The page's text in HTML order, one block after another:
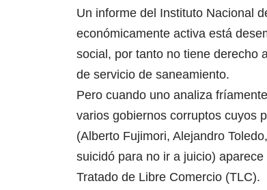
Un informe del Instituto Nacional
económicamente activa está
social, por tanto no tiene derecho
de servicio de saneamiento.
Pero cuando uno analiza
varios gobiernos corruptos cuyos
(Alberto Fujimori, Alejandro
suicidó para no ir a juicio)
Tratado de Libre Comercio (TLC).